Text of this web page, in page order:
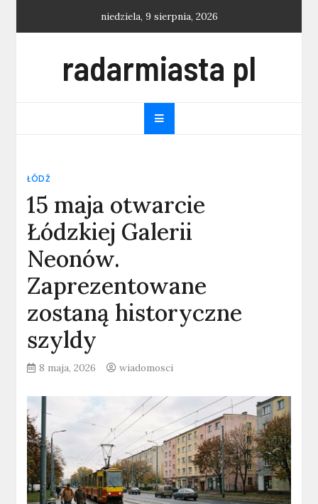
niedziela, 9 sierpnia, 2026
radarmiasta pl
ŁÓDŹ
15 maja otwarcie
Łódzkiej Galerii
Neonów.
Zaprezentowane
zostaną historyczne
szyldy
8 maja, 2026 wiadomosci